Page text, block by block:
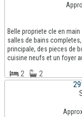
Belle propriete cle en
salles de bains
principale, des pieces de
cuisine neufs et un foyer
2 2